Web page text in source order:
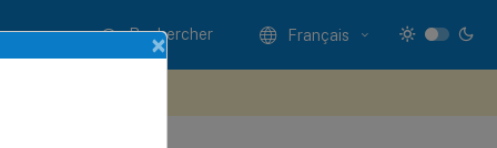
Rechercher Français
×